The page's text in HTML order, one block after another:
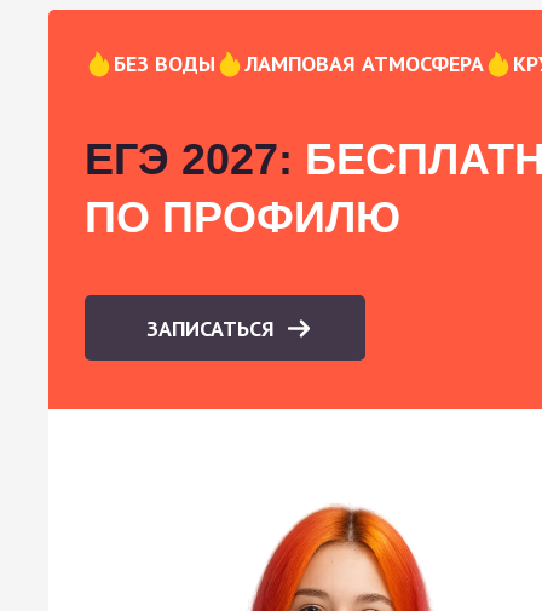
БЕЗ ВОДЫ ЛАМПОВАЯ АТМОСФЕРА
ЕГЭ 2027:
ПО ПРОФИЛЮ
ЗАПИСАТЬСЯ